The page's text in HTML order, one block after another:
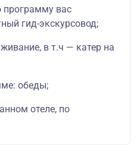
программу вас
гид-экскурсовод;
в т.ч — катер на
обеды;
отеле, по